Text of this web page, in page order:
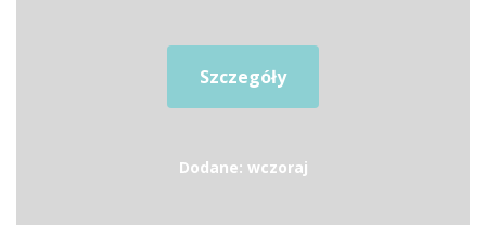
Szczegóły
Dodane: wczoraj